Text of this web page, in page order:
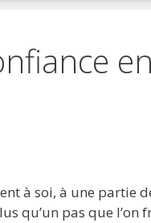
à soi, à une partie
qu’un pas que